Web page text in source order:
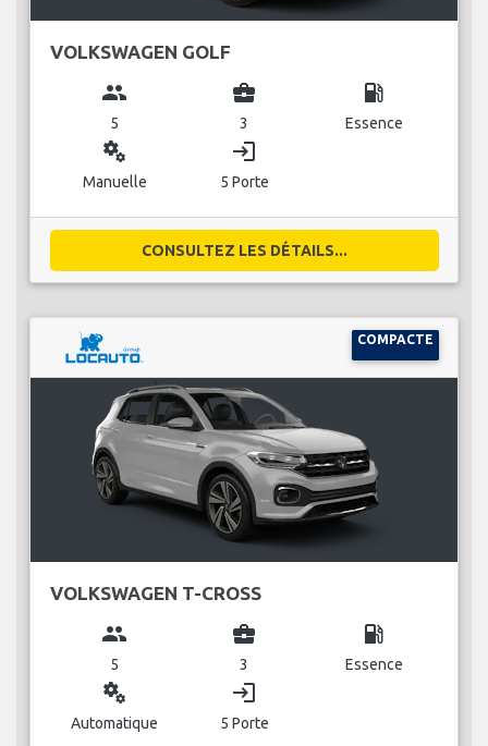
VOLKSWAGEN GOLF
group
5
business_center
3
local_gas_station
Essence
miscellaneous_services
Manuelle
login
5 Porte
CONSULTEZ LES DÉTAILS...
COMPACTE
VOLKSWAGEN T-CROSS
group
5
business_center
3
local_gas_station
Essence
miscellaneous_services
Automatique
login
5 Porte